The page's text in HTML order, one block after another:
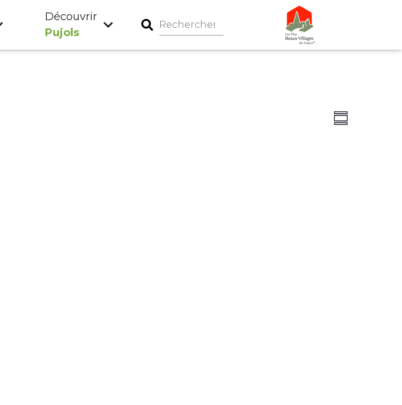
Découvrir
Pujols
Navigation
par
de
Summary